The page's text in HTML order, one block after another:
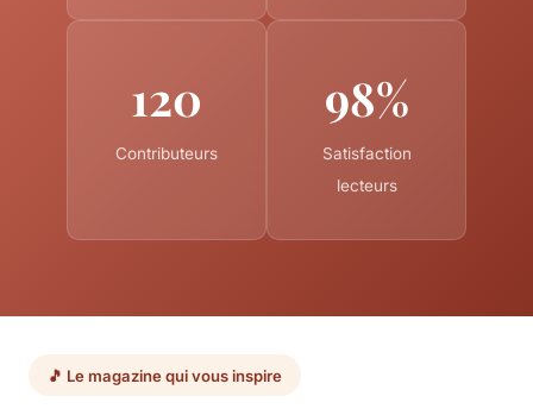
120
Contributeurs
98%
Satisfaction
lecteurs
🎵 Le magazine qui vous inspire